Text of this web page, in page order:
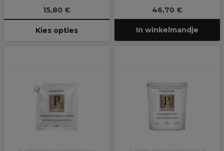
15,80 €
Kies opties
46,70 €
In winkelmandje